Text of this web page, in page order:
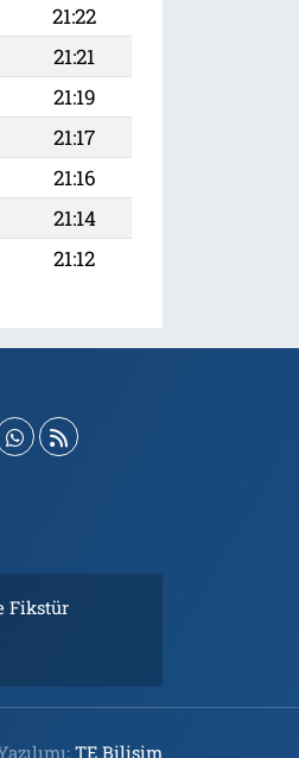
21:22
21:21
21:19
21:17
21:16
21:14
21:12
Fikstür
TE Bilişim